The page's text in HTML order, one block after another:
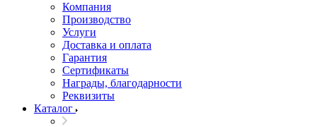
Компания
Производство
Услуги
Доставка и оплата
Гарантия
Сертификаты
Награды, благодарности
Реквизиты
Каталог